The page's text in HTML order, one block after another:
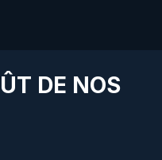
DE NOS